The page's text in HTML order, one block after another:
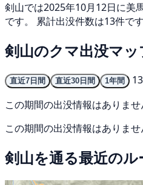
剣山では2025年10月12日に美
です。 累計出没件数は13件です
剣山のクマ出没マッ
直近7日間 直近30日間 1年間
この期間の出没情報はありませ
この期間の出没情報はありませ
剣山を通る最近のル